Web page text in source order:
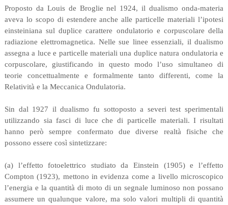
Proposto da Louis de Broglie nel 1924, il dualismo onda-materia
aveva lo scopo di estendere anche alle particelle materiali l’ipotesi
einsteiniana sul duplice carattere ondulatorio e corpuscolare della
radiazione elettromagnetica. Nelle sue linee essenziali, il dualismo
assegna a luce e particelle materiali una duplice natura ondulatoria e
corpuscolare, giustificando in questo modo l’uso simultaneo di
teorie concettualmente e formalmente tanto differenti, come la
Relatività e la Meccanica Ondulatoria.
Sin dal 1927 il dualismo fu sottoposto a severi test sperimentali
utilizzando sia fasci di luce che di particelle materiali. I risultati
hanno però sempre confermato due diverse realtà fisiche che
possono essere così sintetizzare:
(a) l’effetto fotoelettrico studiato da Einstein (1905) e l’effetto
Compton (1923), mettono in evidenza come a livello microscopico
l’energia e la quantità di moto di un segnale luminoso non possano
assumere un qualunque valore, ma solo valori multipli di quantità